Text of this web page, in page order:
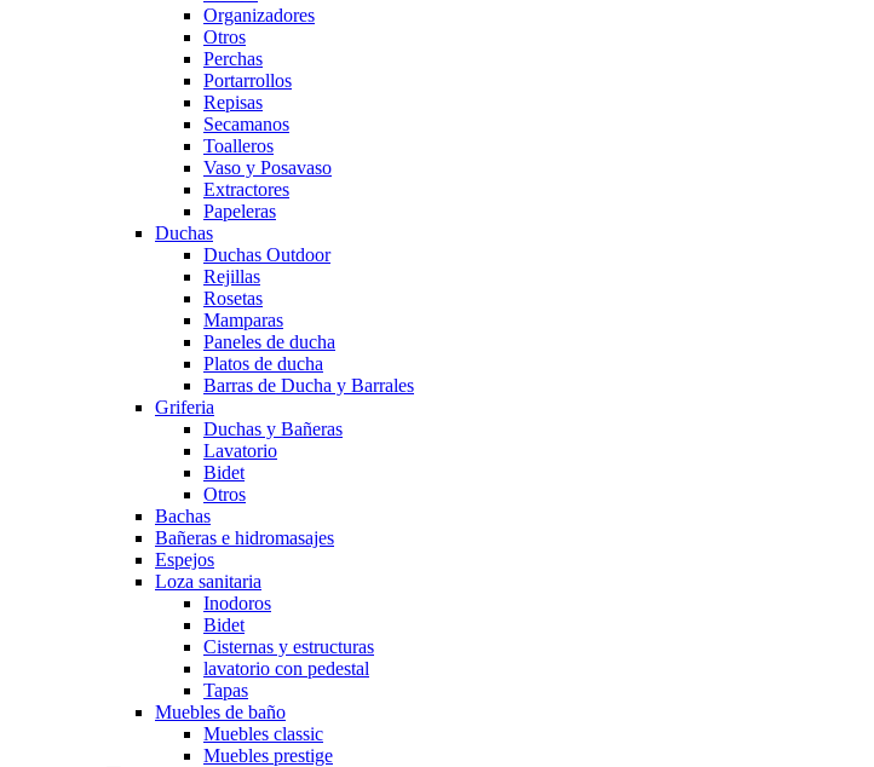
Organizadores
Otros
Perchas
Portarrollos
Repisas
Secamanos
Toalleros
Vaso y Posavaso
Extractores
Papeleras
Duchas
Duchas Outdoor
Rejillas
Rosetas
Mamparas
Paneles de ducha
Platos de ducha
Barras de Ducha y Barrales
Griferia
Duchas y Bañeras
Lavatorio
Bidet
Otros
Bachas
Bañeras e hidromasajes
Espejos
Loza sanitaria
Inodoros
Bidet
Cisternas y estructuras
lavatorio con pedestal
Tapas
Muebles de baño
Muebles classic
Muebles prestige